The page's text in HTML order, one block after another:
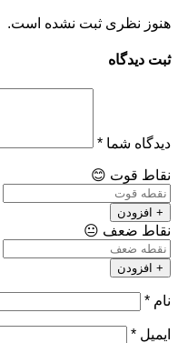
هنوز نظری ثبت نشده است.
ثبت دیدگاه
دیدگاه شما *
نقاط قوت 😊
+ افزودن
نقاط ضعف 😐
+ افزودن
نام *
ایمیل *